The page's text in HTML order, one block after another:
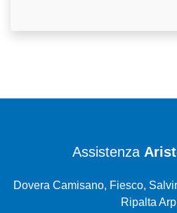
Assistenza
Dovera Camisano, Fiesco,
Ripalta